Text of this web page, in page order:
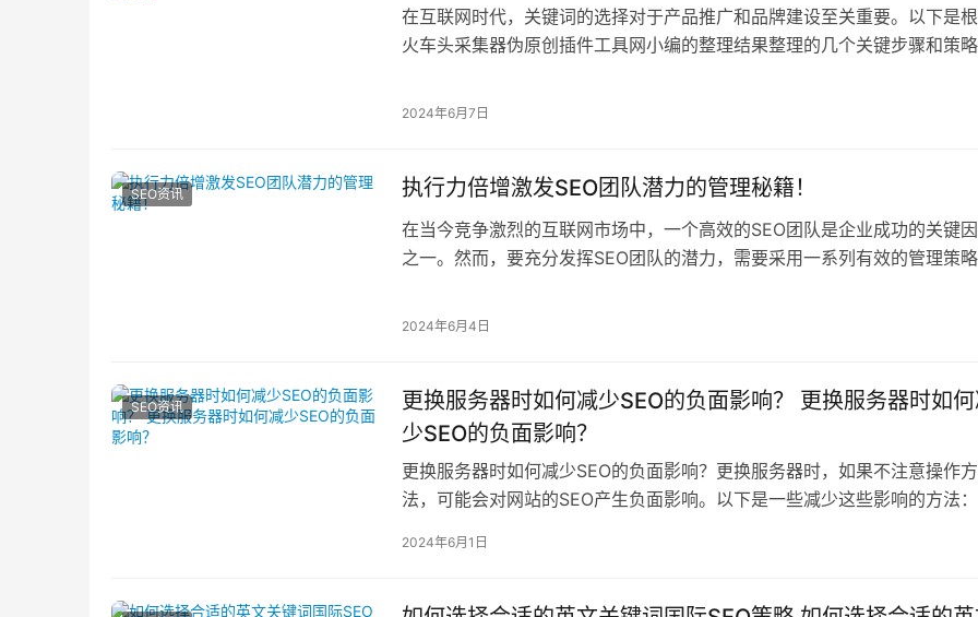
在互联网时代，关键词的选择对于产品推广和品牌建设至关重要。以下是
火车头采集器伪原创插件工具网小编的整理结果整理的几个关键步骤和策略
2024年6月7日
SEO资讯 执行力倍增激发SEO团队潜力的管理秘籍！
在当今竞争激烈的互联网市场中，一个高效的SEO团队是企业成功的关键
之一。然而，要充分发挥SEO团队的潜力，需要采用一系列有效的管理策略
2024年6月4日
SEO资讯
更换服务器时如何减少SEO的负面影响？ 更换服务器时如
少SEO的负面影响？
更换服务器时如何减少SEO的负面影响？更换服务器时，如果不注意操作方
法，可能会对网站的SEO产生负面影响。以下是一些减少这些影响的方法：
2024年6月1日